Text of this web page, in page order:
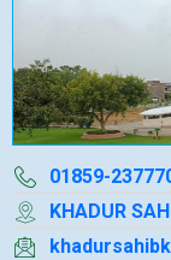
01859-
KHADUR